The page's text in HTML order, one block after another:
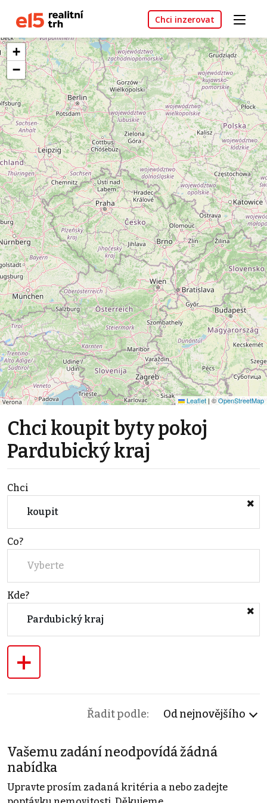
Chci inzerovat
+
−
Leaflet | ©OpenStreetMap
Chci koupit byty pokoj
Pardubický kraj
Chci
koupit
Co?
Vyberte
Kde?
Pardubický kraj
+
Řadit podle: Od nejnovějšího
Vašemu zadání neodpovídá žádná
nabídka
Upravte prosím zadaná kritéria a nebo zadejte